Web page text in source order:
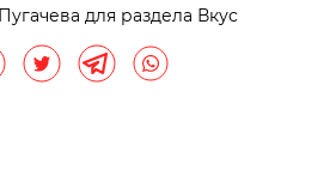
(США)
Pairet, Шанхай (Китай)